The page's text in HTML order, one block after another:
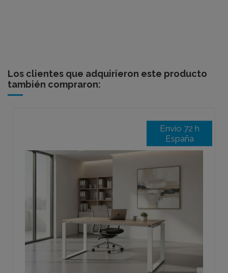
Los clientes que adquirieron este producto
también compraron:
Envío 72 h
España